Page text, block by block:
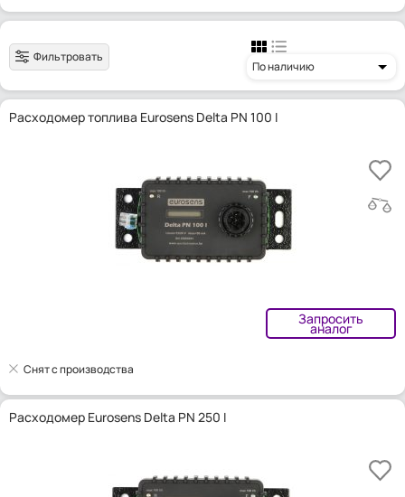
Фильтровать
По наличию
Расходомер топлива Eurosens Delta PN 100 I
Запросить
аналог
Снят с производства
Расходомер Eurosens Delta PN 250 I